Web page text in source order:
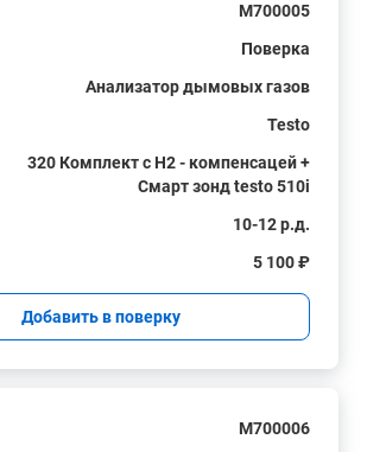
M700005
Поверка
Анализатор дымовых газов
Testo
320 Комплект с H2 - компенсацей +
Смарт зонд testo 510i
10-12 р.д.
5 100 ₽
Добавить в поверку
M700006